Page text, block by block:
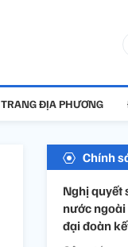
TRANG ĐỊA PHƯƠNG
Chính
Nghị quyết
nước
đại đoàn